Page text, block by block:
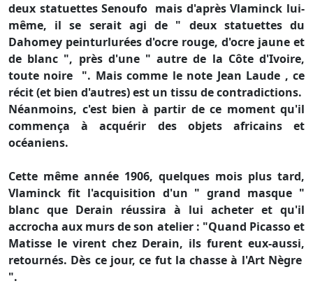
deux statuettes Senoufo mais d'après Vlaminck lui-
même, il se serait agi de " deux statuettes du
Dahomey peinturlurées d'ocre rouge, d'ocre jaune et
de blanc ", près d'une " autre de la Côte d'Ivoire,
toute noire ". Mais comme le note Jean Laude , ce
récit (et bien d'autres) est un tissu de contradictions.
Néanmoins, c'est bien à partir de ce moment qu'il
commença à acquérir des objets africains et
océaniens.
Cette même année 1906, quelques mois plus tard,
Vlaminck fit l'acquisition d'un " grand masque "
blanc que Derain réussira à lui acheter et qu'il
accrocha aux murs de son atelier : "Quand Picasso et
Matisse le virent chez Derain, ils furent eux-aussi,
retournés. Dès ce jour, ce fut la chasse à l'Art Nègre
".